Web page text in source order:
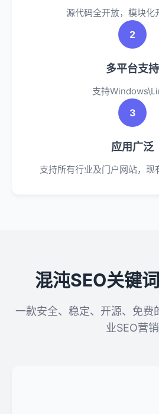
源代码全开放，模块化
2
多平台支持
支持
3
应用广泛
支持所有行业及门户网站，现
混沌SEO关键
一款安全、稳定、开源、免费
业SEO营销